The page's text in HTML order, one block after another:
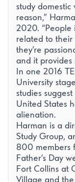
study
reason,”
2020. “People
related to their
they’re
and it provides
In one 2016
University
studies
United States
alienation.
Harman is a
Study Group,
800 members
Father’s Day
Fort Collins at
Village and